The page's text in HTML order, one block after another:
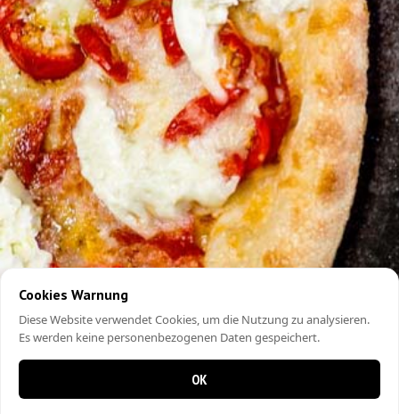
Cookies Warnung
Diese Website verwendet Cookies, um die Nutzung zu analysieren.
Es werden keine personenbezogenen Daten gespeichert.
OK